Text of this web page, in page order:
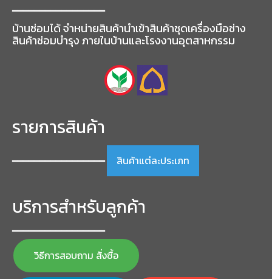
━━━━━━━━━━━━━━━━━
บ้านซ่อมได้ จำหน่ายสินค้านำเข้าสินค้าชุดเครื่องมือช่าง
สินค้าซ่อมบำรุง ภายในบ้านและโรงงานอุตสาหกรรม
รายการสินค้า
━━━━━━━━━━━━━━━━━ สินค้าแต่ละประเภท
บริการสำหรับลูกค้า
━━━━━━━━━━━━━━━━━
วิธีการสอบถาม สั่งซื้อ